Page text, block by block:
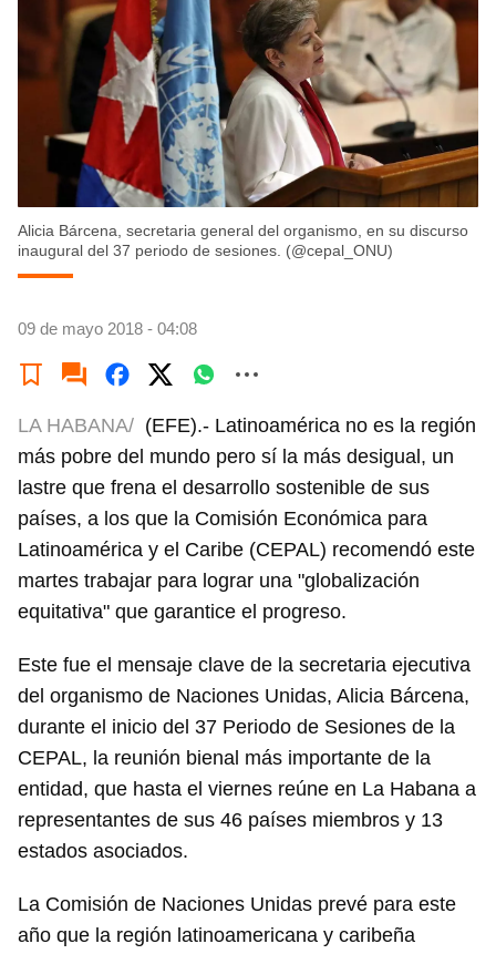
Alicia Bárcena, secretaria general del organismo, en su discurso
inaugural del 37 periodo de sesiones. (@cepal_ONU)
09 de mayo 2018 - 04:08
LA HABANA/ (EFE).- Latinoamérica no es la región
más pobre del mundo pero sí la más desigual, un
lastre que frena el desarrollo sostenible de sus
países, a los que la Comisión Económica para
Latinoamérica y el Caribe (CEPAL) recomendó este
martes trabajar para lograr una "globalización
equitativa" que garantice el progreso.
Este fue el mensaje clave de la secretaria ejecutiva
del organismo de Naciones Unidas, Alicia Bárcena,
durante el inicio del 37 Periodo de Sesiones de la
CEPAL, la reunión bienal más importante de la
entidad, que hasta el viernes reúne en La Habana a
representantes de sus 46 países miembros y 13
estados asociados.
La Comisión de Naciones Unidas prevé para este
año que la región latinoamericana y caribeña